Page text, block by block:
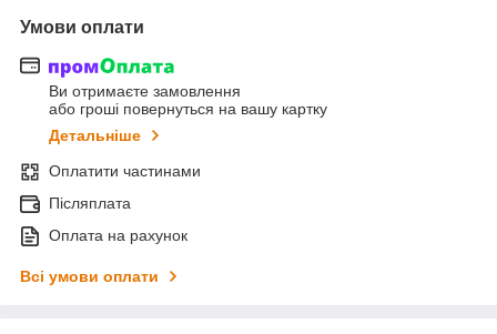
Умови оплати
Ви отримаєте замовлення
або гроші повернуться на вашу картку
Детальніше
Оплатити частинами
Післяплата
Оплата на рахунок
Всі умови оплати